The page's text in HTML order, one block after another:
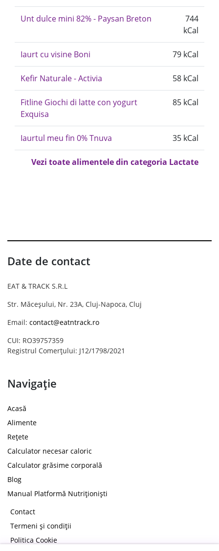
Unt dulce mini 82% - Paysan Breton
744
kCal
Iaurt cu visine Boni 79 kCal
Kefir Naturale - Activia 58 kCal
Fitline Giochi di latte con yogurt
Exquisa
85 kCal
Iaurtul meu fin 0% Tnuva 35 kCal
Vezi toate alimentele din categoria Lactate
Date de contact
EAT & TRACK S.R.L
Str. Măceșului, Nr. 23A, Cluj-Napoca, Cluj
Email: contact@eatntrack.ro
CUI: RO39757359
Registrul Comerțului: J12/1798/2021
Navigație
Acasă
Alimente
Rețete
Calculator necesar caloric
Calculator grăsime corporală
Blog
Manual Platformă Nutriționiști
Contact
Termeni și condiții
Politica Cookie